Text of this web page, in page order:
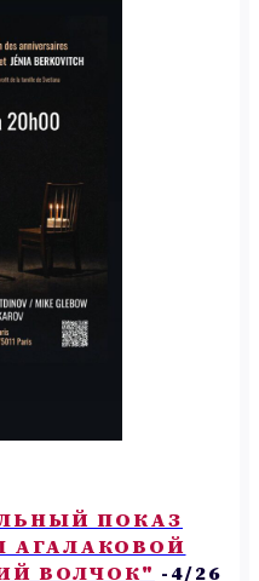
ПОКАЗ
ВОЛЧОК" -4/26